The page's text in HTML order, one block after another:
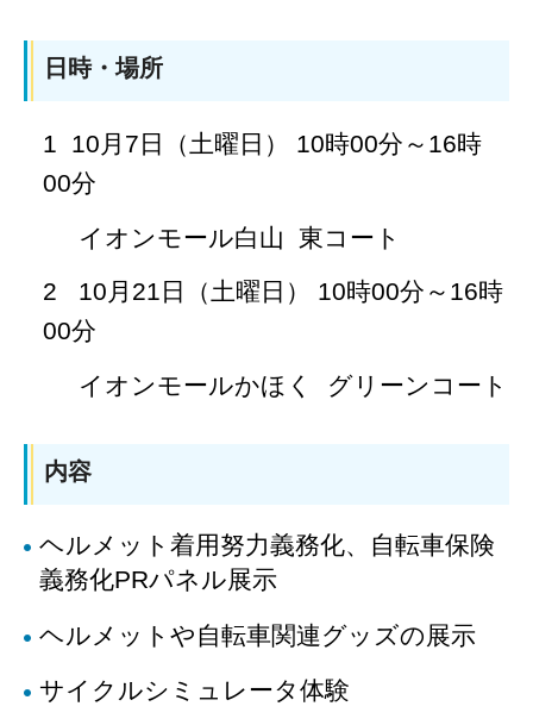
日時・場所
1 10月7日（土曜日） 10時00分～16時
00分
イオンモール白山 東コート
2 10月21日（土曜日） 10時00分～16時
00分
イオンモールかほく グリーンコート
内容
ヘルメット着用努力義務化、自転車保険
義務化PRパネル展示
ヘルメットや自転車関連グッズの展示
サイクルシミュレータ体験